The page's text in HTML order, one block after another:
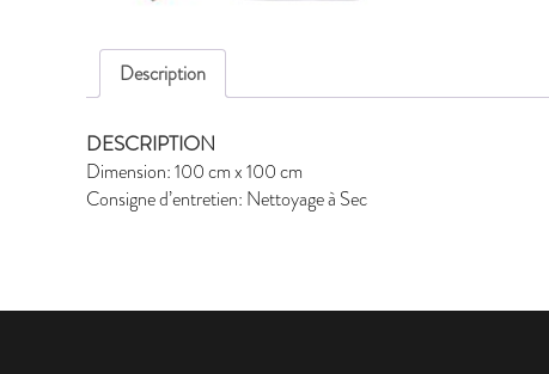
Description
DESCRIPTION
Dimension: 100 cm x 100 cm
Consigne d’entretien: Nettoyage à Sec